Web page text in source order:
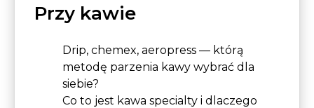
Przy kawie
Drip, chemex, aeropress — którą
metodę parzenia kawy wybrać dla
siebie?
Co to jest kawa specialty i dlaczego